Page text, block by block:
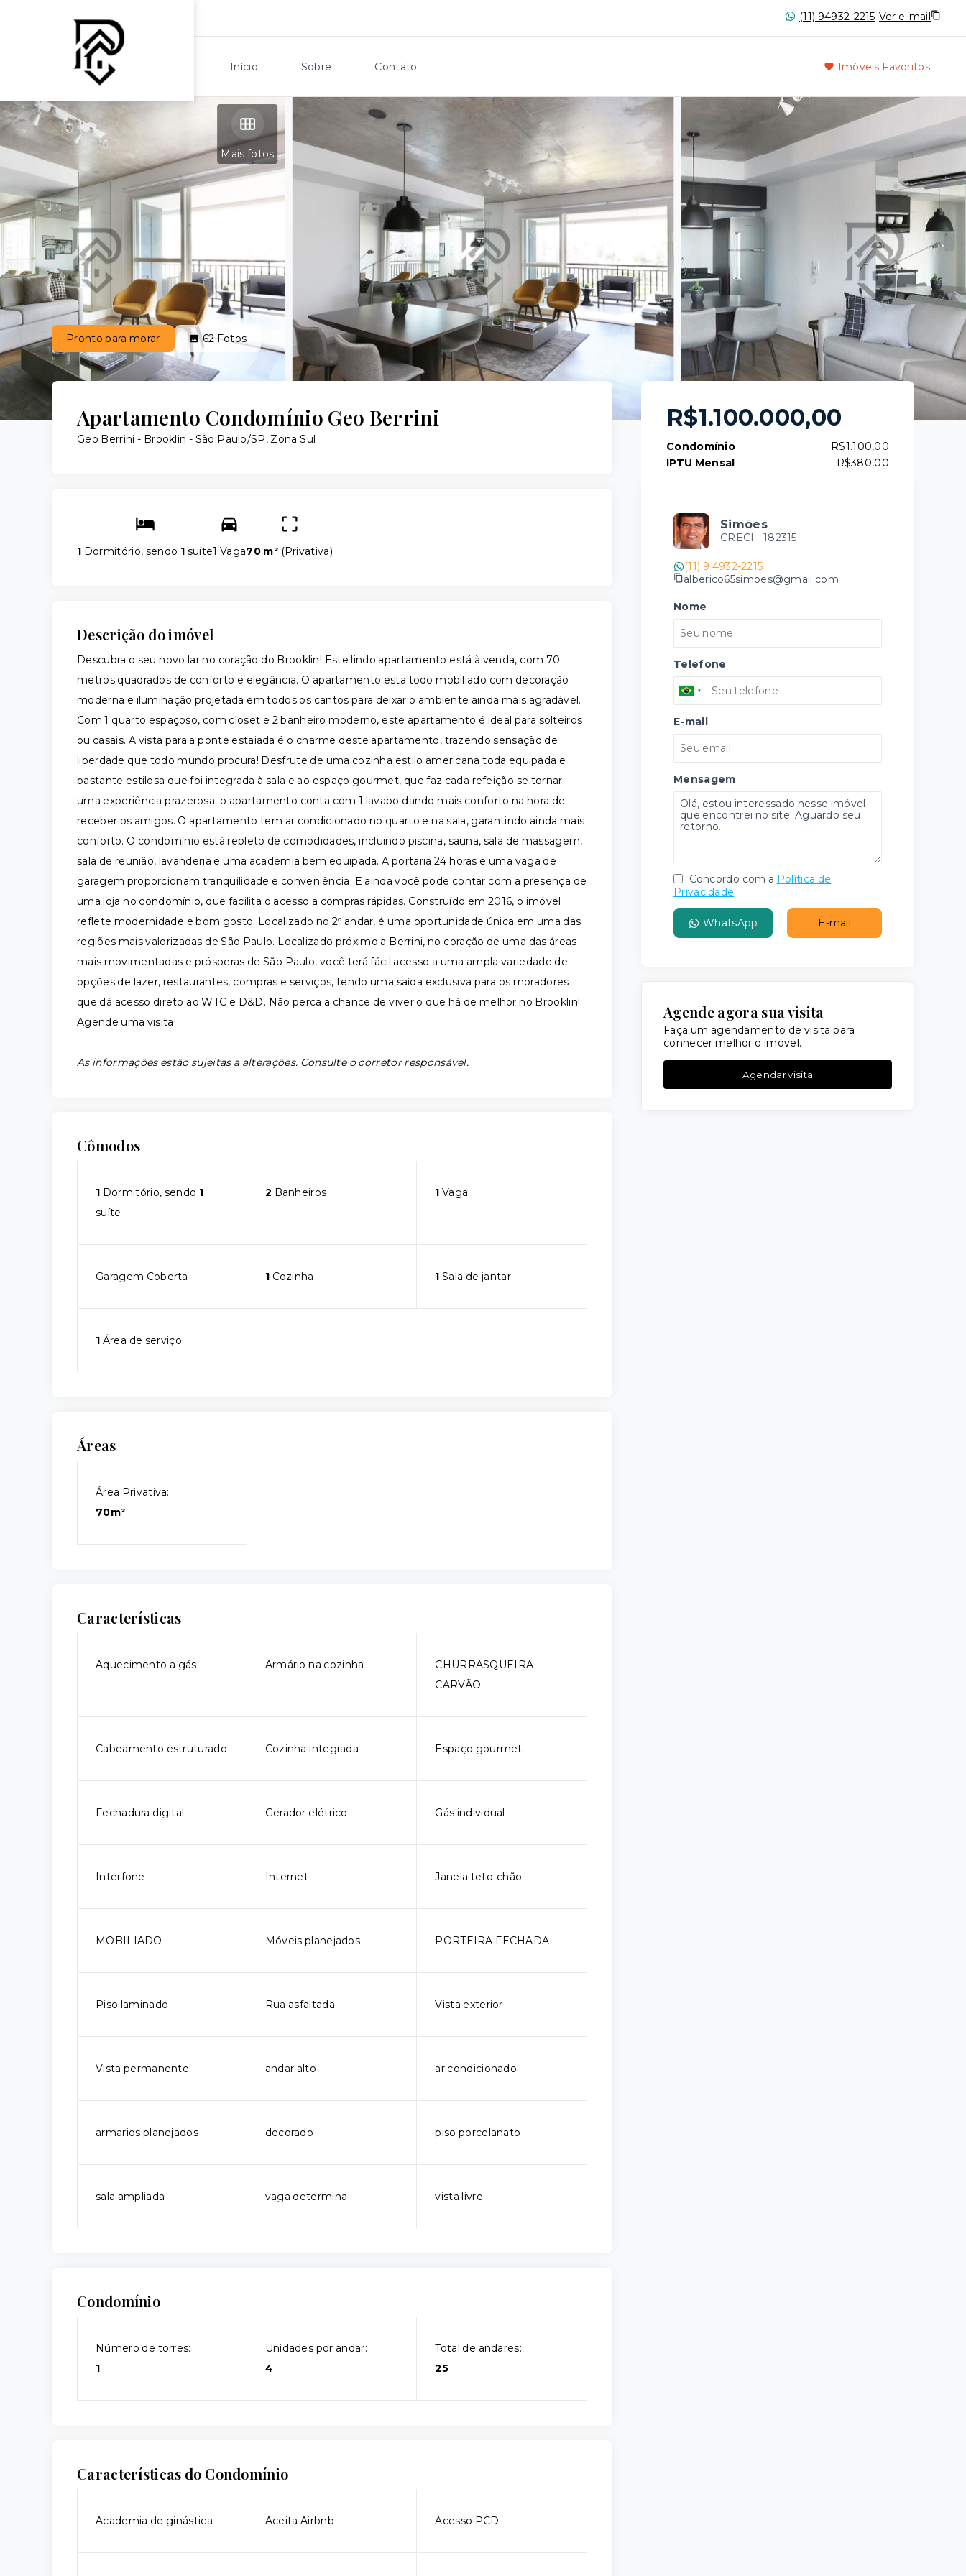
(11) 94932-2215 Ver e-mail
Início Sobre Contato Imóveis Favoritos
Mais fotos
Pronto para morar 62Fotos
Apartamento Condomínio Geo Berrini
Geo Berrini - Brooklin - São Paulo/SP, Zona Sul
1 Dormitório, sendo 1 suíte1 Vaga70 m² (Privativa)
Descrição do imóvel
Descubra o seu novo lar no coração do Brooklin! Este lindo apartamento está à venda, com 70
metros quadrados de conforto e elegância. O apartamento esta todo mobiliado com decoração
moderna e iluminação projetada em todos os cantos para deixar o ambiente ainda mais agradável.
Com 1 quarto espaçoso, com closet e 2 banheiro moderno, este apartamento é ideal para solteiros
ou casais. A vista para a ponte estaiada é o charme deste apartamento, trazendo sensação de
liberdade que todo mundo procura! Desfrute de uma cozinha estilo americana toda equipada e
bastante estilosa que foi integrada à sala e ao espaço gourmet, que faz cada refeição se tornar
uma experiência prazerosa. o apartamento conta com 1 lavabo dando mais conforto na hora de
receber os amigos. O apartamento tem ar condicionado no quarto e na sala, garantindo ainda mais
conforto. O condomínio está repleto de comodidades, incluindo piscina, sauna, sala de massagem,
sala de reunião, lavanderia e uma academia bem equipada. A portaria 24 horas e uma vaga de
garagem proporcionam tranquilidade e conveniência. E ainda você pode contar com a presença de
uma loja no condomínio, que facilita o acesso a compras rápidas. Construído em 2016, o imóvel
reflete modernidade e bom gosto. Localizado no 2º andar, é uma oportunidade única em uma das
regiões mais valorizadas de São Paulo. Localizado próximo a Berrini, no coração de uma das áreas
mais movimentadas e prósperas de São Paulo, você terá fácil acesso a uma ampla variedade de
opções de lazer, restaurantes, compras e serviços, tendo uma saída exclusiva para os moradores
que dá acesso direto ao WTC e D&D. Não perca a chance de viver o que há de melhor no Brooklin!
Agende uma visita!
As informações estão sujeitas a alterações. Consulte o corretor responsável.
Cômodos
1 Dormitório, sendo 1
suíte
2 Banheiros 1 Vaga
Garagem Coberta 1Cozinha 1 Sala de jantar
1 Área de serviço
Áreas
Área Privativa:
70m²
Características
Aquecimento a gás Armário na cozinha
CHURRASQUEIRA
CARVÃO
Cabeamento estruturado Cozinha integrada Espaço gourmet
Fechadura digital Gerador elétrico Gás individual
Interfone Internet Janela teto-chão
MOBILIADO Móveis planejados PORTEIRA FECHADA
Piso laminado Rua asfaltada Vista exterior
Vista permanente andar alto ar condicionado
armarios planejados decorado piso porcelanato
sala ampliada vaga determina vista livre
Condomínio
Número de torres:
1
Unidades por andar:
4
Total de andares:
25
Características do Condomínio
Academia de ginástica Aceita Airbnb Acesso PCD
R$1.100.000,00
Condomínio
R$1.100,00
IPTU Mensal
R$380,00
Simões
CRECI - 182315
(11) 9 4932-2215
alberico65simoes@gmail.com
Nome
Telefone
E-mail
Mensagem
Concordo com a Política de
Privacidade
WhatsApp E-mail
Agende agora sua visita
Faça um agendamento de visita para
conhecer melhor o imóvel.
Agendar visita